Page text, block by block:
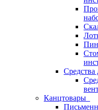
Канцтовары